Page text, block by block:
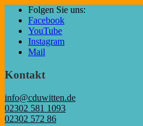
Folgen Sie uns:
Facebook
YouTube
Instagram
Mail
Kontakt
info@cduwitten.de
02302 581 1093
02302 572 86